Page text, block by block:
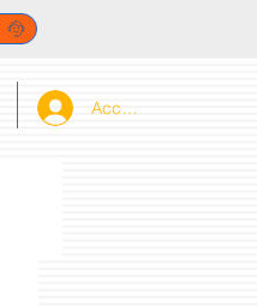
Accedi